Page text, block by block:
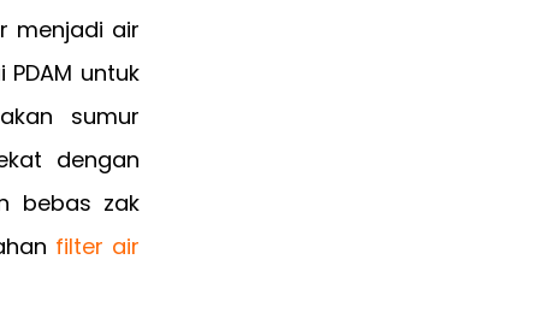
menjadi air
untuk
sumur
dengan
bebas zak
filter air